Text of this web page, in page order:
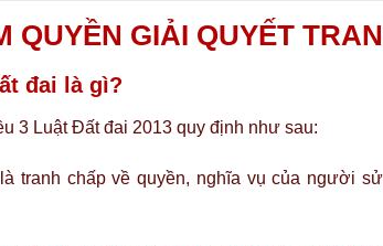
QUYỀN GIẢI QUYẾT
đai là gì?
3 Luật Đất đai 2013 quy định như sau:
tranh chấp về quyền, nghĩa vụ của người